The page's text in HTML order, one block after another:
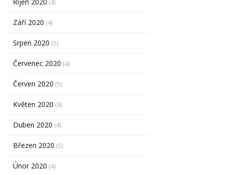
Září 2020 (4)
Srpen 2020 (5)
Červenec 2020 (4)
Červen 2020 (5)
Květen 2020 (4)
Duben 2020 (4)
Březen 2020 (5)
Únor 2020 (4)